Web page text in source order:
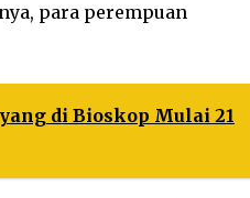
para perempuan
di Bioskop Mulai 21